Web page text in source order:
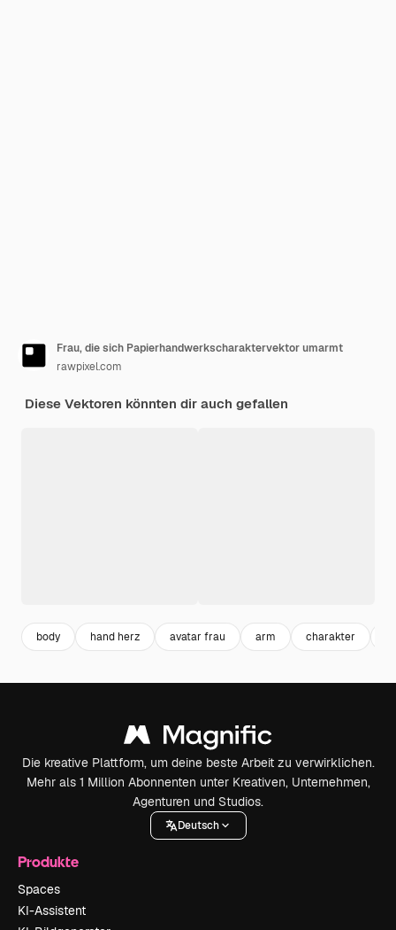
Frau, die sich Papierhandwerkscharaktervektor umarmt
rawpixel.com
Diese Vektoren könnten dir auch gefallen
body hand herz avatar frau arm charakter
Die kreative Plattform, um deine beste Arbeit zu verwirklichen.
Mehr als 1 Million Abonnenten unter Kreativen, Unternehmen,
Agenturen und Studios.
Deutsch
Produkte
Spaces
KI-Assistent